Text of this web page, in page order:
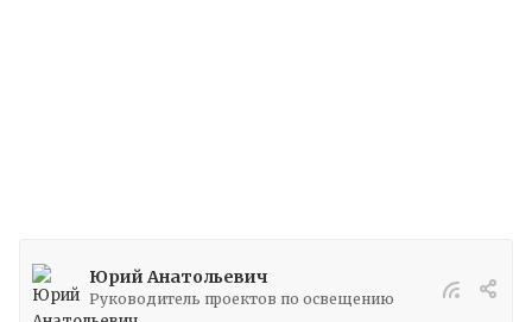
Юрий Анатольевич
Руководитель проектов по освещению